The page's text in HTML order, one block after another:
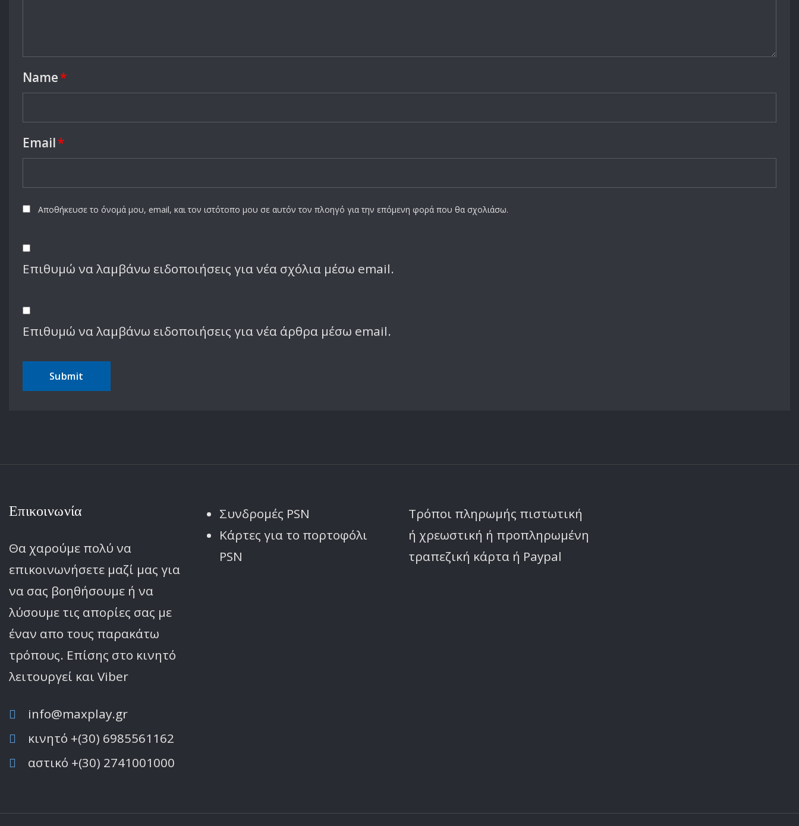
Name*
Email*
Αποθήκευσε το όνομά μου, email, και τον ιστότοπο μου σε αυτόν τον πλοηγό για την επόμενη φορά που θα σχολιάσω.
Επιθυμώ να λαμβάνω ειδοποιήσεις για νέα σχόλια μέσω email.
Επιθυμώ να λαμβάνω ειδοποιήσεις για νέα άρθρα μέσω email.
Επικοινωνία
Θα χαρούμε πολύ να
επικοινωνήσετε μαζί μας για
να σας βοηθήσουμε ή να
λύσουμε τις απορίες σας με
έναν απο τους παρακάτω
τρόπους. Επίσης στο κινητό
λειτoυργεί και Viber
info@maxplay.gr
κινητό +(30) 6985561162
αστικό +(30) 2741001000
Συνδρομές PSN
Κάρτες για το πορτοφόλι
PSN
Τρόποι πληρωμής πιστωτική
ή χρεωστική ή προπληρωμένη
τραπεζική κάρτα ή Paypal